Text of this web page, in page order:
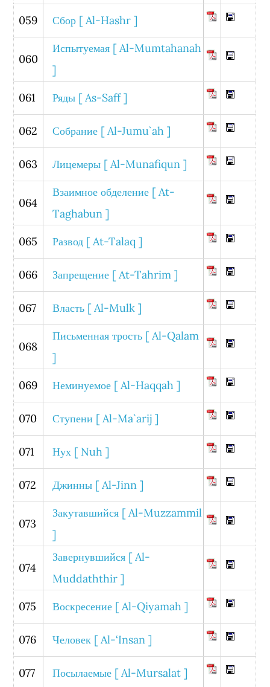
059
Сбор [ Al-Hashr ]
060
Испытуемая [ Al-Mumtahanah
]
061
Ряды [ As-Saff ]
062 Собрание [ Al-Jumu`ah ]
063 Лицемеры [ Al-Munafiqun ]
064
Взаимное обделение [ At-
Taghabun ]
065
Развод [ At-Talaq ]
066 Запрещение [ At-Tahrim ]
067 Власть [ Al-Mulk ]
068
Письменная трость [ Al-Qalam
]
069
Неминуемое [ Al-Haqqah ]
070 Ступени [ Al-Ma`arij ]
071 Нух [ Nuh ]
072 Джинны [ Al-Jinn ]
073
Закутавшийся [ Al-Muzzammil
]
074
Завернувшийся [ Al-
Muddaththir ]
075
Воскресение [ Al-Qiyamah ]
076 Человек [ Al-‘Insan ]
077 Посылаемые [ Al-Mursalat ]